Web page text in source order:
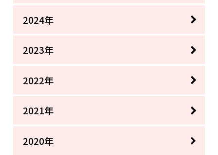
2024年
2023年
2022年
2021年
2020年